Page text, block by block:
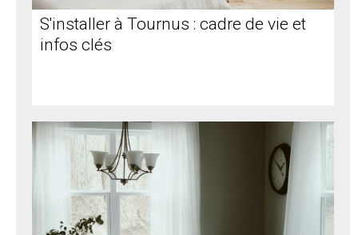
S'installer à Tournus : cadre de vie et
infos clés